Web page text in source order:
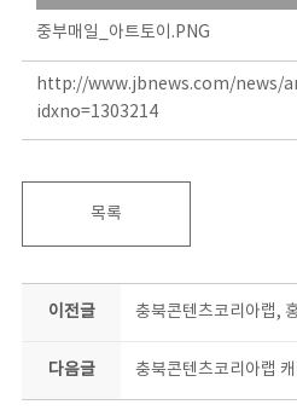
중부매일_아트토이.PNG
http://www.jbnews.com/news/
idxno=1303214
목록
이전글 충북콘텐츠코리아랩,
다음글 충북콘텐츠코리아랩